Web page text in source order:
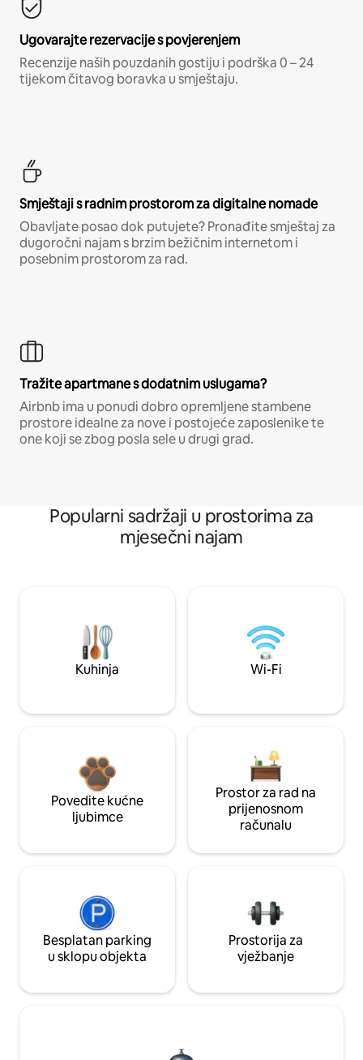
Ugovarajte rezervacije s povjerenjem
Recenzije naših pouzdanih gostiju i podrška 0 – 24
tijekom čitavog boravka u smještaju.
Smještaji s radnim prostorom za digitalne nomade
Obavljate posao dok putujete? Pronađite smještaj za
dugoročni najam s brzim bežičnim internetom i
posebnim prostorom za rad.
Tražite apartmane s dodatnim uslugama?
Airbnb ima u ponudi dobro opremljene stambene
prostore idealne za nove i postojeće zaposlenike te
one koji se zbog posla sele u drugi grad.
Popularni sadržaji u prostorima za
mjesečni najam
Kuhinja Wi-Fi
Povedite kućne
ljubimce
Prostor za rad na
prijenosnom
računalu
Besplatan parking
u sklopu objekta
Prostorija za
vježbanje